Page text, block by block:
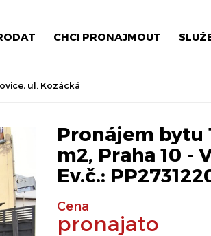
CHCI PRONAJMOUT
ul. Kozácká
Pronájem bytu
m2, Praha 10 -
Ev.č.:
Cena
pronajato